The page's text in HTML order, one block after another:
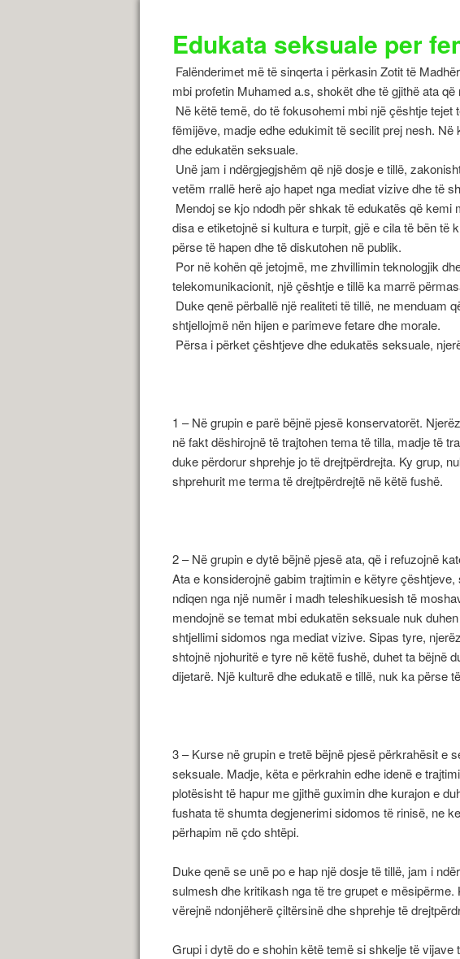
Edukata seksuale per
Falënderimet më të sinqerta i përkasin Zotit të
mbi profetin Muhamed a.s, shokët dhe të gjithë ata që
Në këtë temë, do të fokusohemi mbi një çështje
fëmijëve, madje edhe edukimit të secilit prej nesh.
dhe edukatën seksuale.
Unë jam i ndërgjegjshëm që një dosje e tillë,
vetëm rrallë herë ajo hapet nga mediat vizive dhe të
Mendoj se kjo ndodh për shkak të edukatës që kemi
disa e etiketojnë si kultura e turpit, gjë e cila të bën të
përse të hapen dhe të diskutohen në publik.
Por në kohën që jetojmë, me zhvillimin teknologjik
telekomunikacionit, një çështje e tillë ka marrë
Duke qenë përballë një realiteti të tillë, ne menduam
shtjellojmë nën hijen e parimeve fetare dhe morale.
Përsa i përket çështjeve dhe edukatës seksuale,
1 – Në grupin e parë bëjnë pjesë konservatorët.
në fakt dëshirojnë të trajtohen tema të tilla, madje të
duke përdorur shprehje jo të drejtpërdrejta. Ky grup,
shprehurit me terma të drejtpërdrejtë në këtë fushë.
2 – Në grupin e dytë bëjnë pjesë ata, që i refuzojnë
Ata e konsiderojnë gabim trajtimin e këtyre
ndiqen nga një numër i madh teleshikuesish të
mendojnë se temat mbi edukatën seksuale nuk
shtjellimi sidomos nga mediat vizive. Sipas tyre,
shtojnë njohuritë e tyre në këtë fushë, duhet ta bëjnë
dijetarë. Një kulturë dhe edukatë e tillë, nuk ka përse
3 – Kurse në grupin e tretë bëjnë pjesë përkrahësit e
seksuale. Madje, këta e përkrahin edhe idenë e
plotësisht të hapur me gjithë guximin dhe kurajon e
fushata të shumta degjenerimi sidomos të rinisë, ne
përhapim në çdo shtëpi.
Duke qenë se unë po e hap një dosje të tillë, jam i
sulmesh dhe kritikash nga të tre grupet e
vërejnë ndonjëherë çiltërsinë dhe shprehje të
Grupi i dytë do e shohin këtë temë si shkelje të